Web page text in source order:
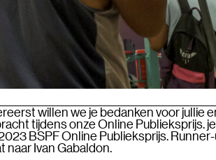
willen we je bedanken voor jullie
tijdens onze Online Publieksprijs.
BSPF Online Publieksprijs.
naar Ivan Gabaldon.